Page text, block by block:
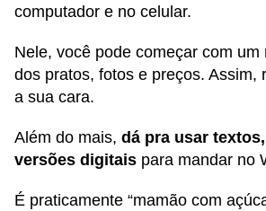
computador e no celular.
Nele, você pode começar com
dos pratos, fotos e preços.
a sua cara.
Além do mais, dá pra usar
versões digitais para mandar no
É praticamente “mamão com